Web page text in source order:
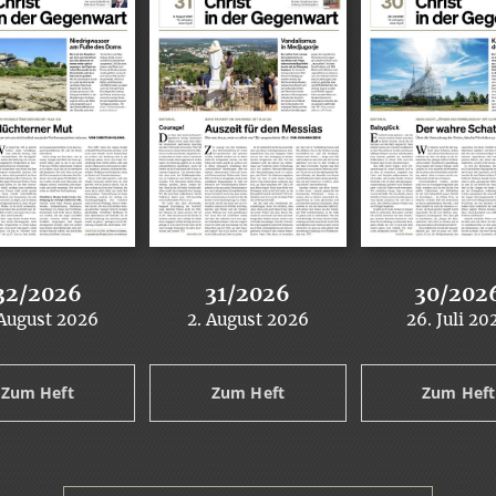
2026
: 2026
Zum Heft
31/2026
:
2. August 2026
Zum Heft
30/
:
26. Juli
Zum Heft